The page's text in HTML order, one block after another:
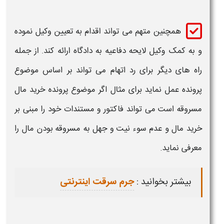
همچنین متهم می تواند اقدام به تعیین وکیل نموده
و به کمک وکیل لایحه دفاعیه به دادگاه ارائه کند. از جمله
راه های دیگر برای رد اتهام می تواند بر اساس موضوع
پرونده عمل نماید برای مثال اگر موضوع پرونده خرید مال
مسروقه است می تواند فاکتور و مستندات خود را مبنی بر
خرید مال و عدم سوء نیت و جهل به مسروقه بودن مال را
معرفی نماید.
بیشتر بخوانید :جرم سرقت اینترنتی